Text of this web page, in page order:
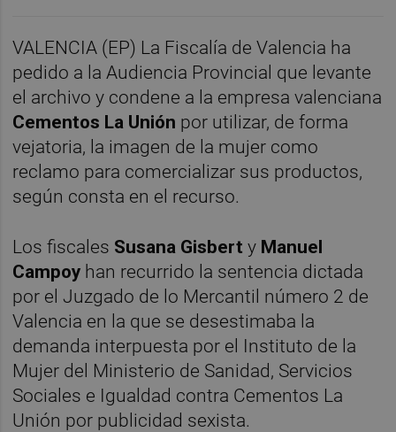
VALENCIA (EP) La Fiscalía de Valencia ha
pedido a la Audiencia Provincial que levante
el archivo y condene a la empresa valenciana
Cementos La Unión por utilizar, de forma
vejatoria, la imagen de la mujer como
reclamo para comercializar sus productos,
según consta en el recurso.
Los fiscales Susana Gisbert y Manuel
Campoy han recurrido la sentencia dictada
por el Juzgado de lo Mercantil número 2 de
Valencia en la que se desestimaba la
demanda interpuesta por el Instituto de la
Mujer del Ministerio de Sanidad, Servicios
Sociales e Igualdad contra Cementos La
Unión por publicidad sexista.